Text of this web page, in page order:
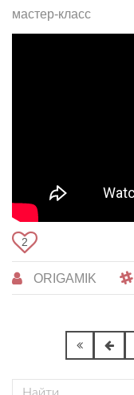
мастер-класс
2
ORIGAMIK